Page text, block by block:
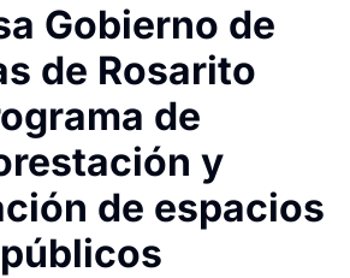
Gobierno de
de Rosarito
de
y
de espacios
públicos